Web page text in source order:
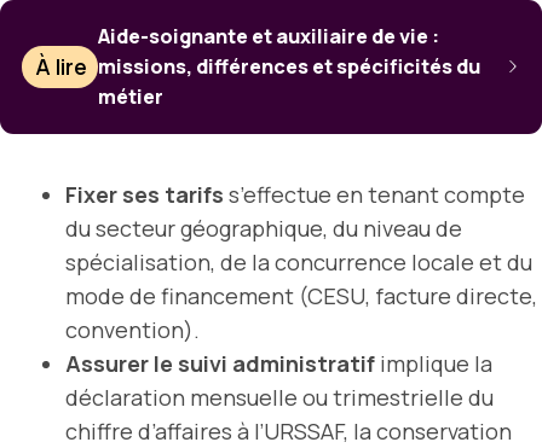
À lire
Aide-soignante et auxiliaire de vie :
missions, différences et spécificités du
métier
Fixer ses tarifs s’effectue en tenant compte
du secteur géographique, du niveau de
spécialisation, de la concurrence locale et du
mode de financement (CESU, facture directe,
convention).
Assurer le suivi administratif implique la
déclaration mensuelle ou trimestrielle du
chiffre d’affaires à l’URSSAF, la conservation